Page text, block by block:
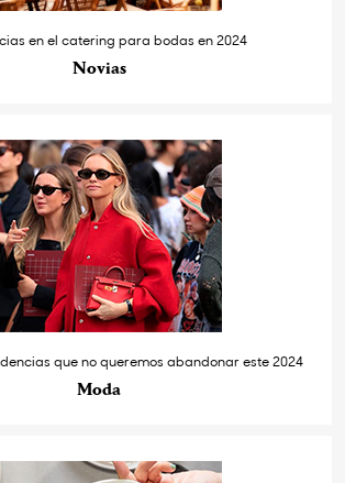
en el catering para bodas en 2024
Novias
que no queremos abandonar este 2024
Moda